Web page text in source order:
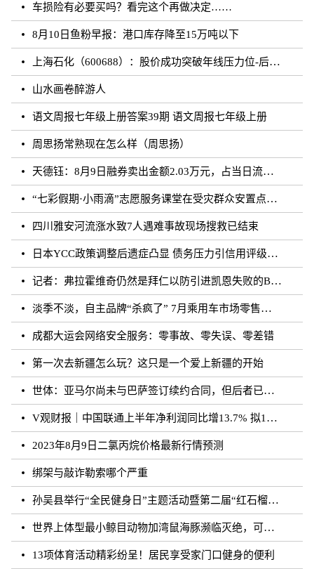
车损险有必要买吗？看完这个再做决定……
8月10日鱼粉早报：港口库存降至15万吨以下
上海石化（600688）：股价成功突破年线压力位-后市看多（涨）（08-10）
山水画卷醉游人
语文周报七年级上册答案39期 语文周报七年级上册
周思扬常熟现在怎么样（周思扬）
天德钰：8月9日融券卖出金额2.03万元，占当日流出金额的0.41%
“七彩假期·小雨滴”志愿服务课堂在受灾群众安置点开课
四川雅安河流涨水致7人遇难事故现场搜救已结束
日本YCC政策调整后遗症凸显 债务压力引信用评级下调隐忧
记者：弗拉霍维奇仍然是拜仁以防引进凯恩失败的B方案
淡季不淡，自主品牌“杀疯了” 7月乘用车市场零售达177.5万辆
成都大运会网络安全服务：零事故、零失误、零差错
第一次去新疆怎么玩？这只是一个爱上新疆的开始
世体：亚马尔尚未与巴萨签订续约合同，但后者已得到门德斯承诺
V观财报｜中国联通上半年净利润同比增13.7% 拟10派0.796元
2023年8月9日二氯丙烷价格最新行情预测
绑架与敲诈勒索哪个严重
孙吴县举行“全民健身日”主题活动暨第二届“红石榴杯”羽毛球比赛
世界上体型最小鲸目动物加湾鼠海豚濒临灭绝，可能仅剩10至13头
13项体育活动精彩纷呈！居民享受家门口健身的便利